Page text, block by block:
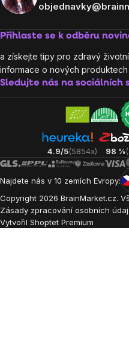
Přihlaste se k odběru
a získejte tipy pro zdravý
informace o nových produktech
Sledujte nás na sociálních
4.9/5(5854x) 98 %
Najdete nás v 10 zemích Evropy:
Copyright 2026 BrainMarket.cz.
Zásady zpracování osobních
Vytvořil Shoptet Premium